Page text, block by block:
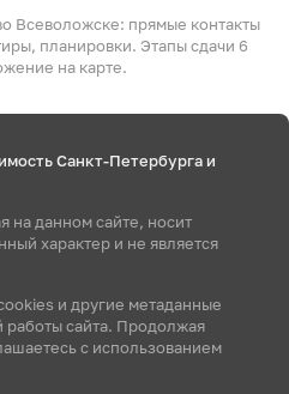
Всеволожске: прямые контакты
планировки. Этапы сдачи 6
на карте.
Санкт-Петербурга и
на данном сайте, носит
характер и не является
и другие метаданные
работы сайта. Продолжая
с использованием